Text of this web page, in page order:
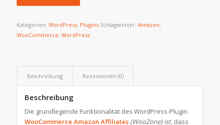
Kategorien: WordPress, Plugins Schlagwörter: Amazon,
WooCommerce, WordPress
Beschreibung Rezensionen (0)
Beschreibung
Die grundlegende Funktionalität des WordPress-Plugin
WooCommerce Amazon Affiliates (WooZone) ist, dass